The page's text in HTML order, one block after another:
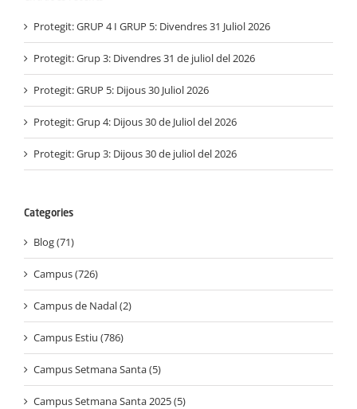
Protegit: GRUP 4 I GRUP 5: Divendres 31 Juliol 2026
Protegit: Grup 3: Divendres 31 de juliol del 2026
Protegit: GRUP 5: Dijous 30 Juliol 2026
Protegit: Grup 4: Dijous 30 de Juliol del 2026
Protegit: Grup 3: Dijous 30 de juliol del 2026
Categories
Blog (71)
Campus (726)
Campus de Nadal (2)
Campus Estiu (786)
Campus Setmana Santa (5)
Campus Setmana Santa 2025 (5)